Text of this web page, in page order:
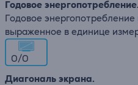
Годовое энергопотребление.
Годовое
выраженное в единице
0/0
Диагональ экрана.